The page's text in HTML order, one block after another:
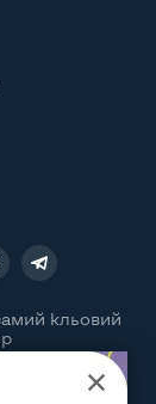
кльовий